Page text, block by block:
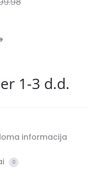
1-3 d.d.
informacija
0